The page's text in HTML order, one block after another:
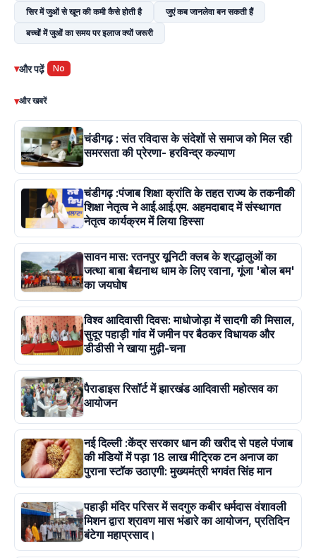
सिर में जुओं से खून की कमी कैसे होती है
जुएं कब जानलेवा बन सकती हैं
बच्चों में जुओं का समय पर इलाज क्यों जरूरी
▾और पढ़ें No
▾और खबरें
चंडीगढ़ : संत रविदास के संदेशों से समाज को मिल रही
समरसता की प्रेरणा- हरविन्द्र कल्याण
चंडीगढ़ :पंजाब शिक्षा क्रांति के तहत राज्य के तकनीकी
शिक्षा नेतृत्व ने आई.आई.एम. अहमदाबाद में संस्थागत
नेतृत्व कार्यक्रम में लिया हिस्सा
सावन मास: रतनपुर यूनिटी क्लब के श्रद्धालुओं का
जत्था बाबा बैद्यनाथ धाम के लिए रवाना, गूंजा 'बोल बम'
का जयघोष
विश्व आदिवासी दिवस: माधोजोड़ा में सादगी की मिसाल,
सुदूर पहाड़ी गांव में जमीन पर बैठकर विधायक और
डीडीसी ने खाया मुढ़ी-चना
पैराडाइस रिसॉर्ट में झारखंड आदिवासी महोत्सव का
आयोजन
नई दिल्ली :केंद्र सरकार धान की खरीद से पहले पंजाब
की मंडियों में पड़ा 18 लाख मीट्रिक टन अनाज का
पुराना स्टॉक उठाएगी: मुख्यमंत्री भगवंत सिंह मान
पहाड़ी मंदिर परिसर में सदगुरु कबीर धर्मदास वंशावली
मिशन द्वारा श्रावण मास भंडारे का आयोजन, प्रतिदिन
बंटेगा महाप्रसाद।